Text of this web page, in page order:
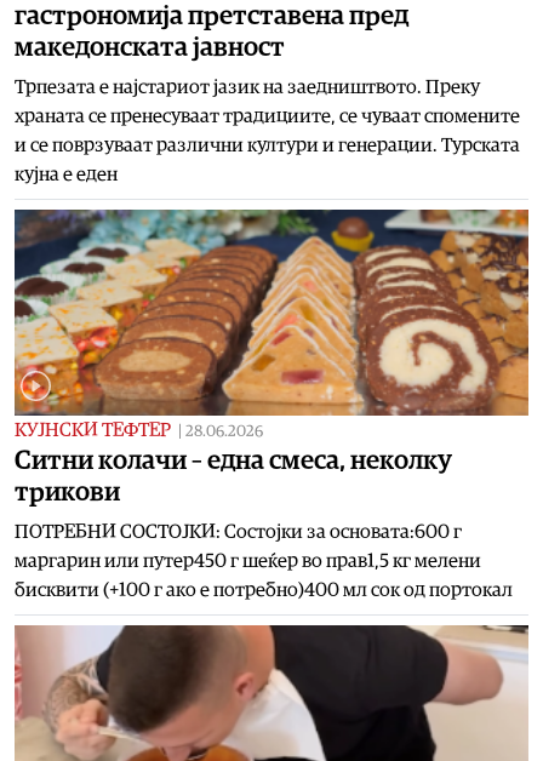
гастрономија претставена пред
македонската јавност
Трпезата е најстариот јазик на заедништвото. Преку
храната се пренесуваат традициите, се чуваат спомените
и се поврзуваат различни култури и генерации. Турската
кујна е еден
КУЈНСКИ ТЕФТЕР 28.06.2026
Ситни колачи – една смеса, неколку
трикови
ПОТРЕБНИ СОСТОЈКИ: Состојки за основата:600 г
маргарин или путер450 г шеќер во прав1,5 кг мелени
бисквити (+100 г ако е потребно)400 мл сок од портокал